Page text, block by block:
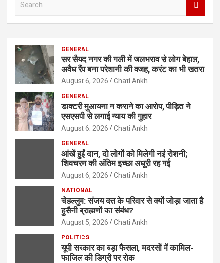
h
GENERAL
सर सैयद नगर की गली में जलभराव से लोग बेहाल,
अवैध रैंप बना परेशानी की वजह, करंट का भी खतरा
August 6, 2026 Chati Ankh
GENERAL
डाक्टरी मुआयना न कराने का आरोप, पीड़ित ने
एसएसपी से लगाई न्याय की गुहार
August 6, 2026 Chati Ankh
GENERAL
आंखें हुईं दान, दो लोगों को मिलेगी नई रोशनी;
शिवचरण की अंतिम इच्छा अधूरी रह गई
August 6, 2026 Chati Ankh
NATIONAL
चेहल्लुम: संजय दत्त के परिवार से क्यों जोड़ा जाता है
हुसैनी ब्राह्मणों का संबंध?
August 5, 2026 Chati Ankh
POLITICS
यूपी सरकार का बड़ा फैसला, मदरसों में कामिल-
फाजिल की डिग्री पर रोक